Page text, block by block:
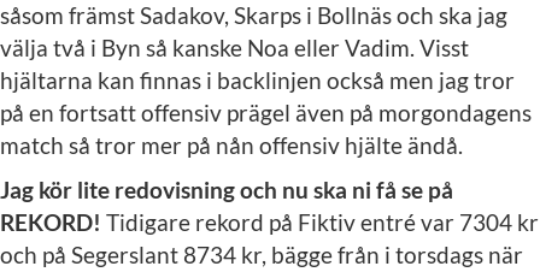
såsom främst Sadakov, Skarps i Bollnäs och ska jag
välja två i Byn så kanske Noa eller Vadim. Visst
hjältarna kan finnas i backlinjen också men jag tror
på en fortsatt offensiv prägel även på morgondagens
match så tror mer på nån offensiv hjälte ändå.
Jag kör lite redovisning och nu ska ni få se på
REKORD! Tidigare rekord på Fiktiv entré var 7304 kr
och på Segerslant 8734 kr, bägge från i torsdags när